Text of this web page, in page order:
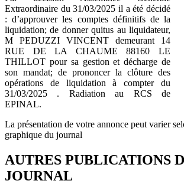
Extraordinaire du 31/03/2025 il a été décidé
: d’approuver les comptes définitifs de la
liquidation; de donner quitus au liquidateur,
M PEDUZZI VINCENT demeurant 14
RUE DE LA CHAUME 88160 LE
THILLOT pour sa gestion et décharge de
son mandat; de prononcer la clôture des
opérations de liquidation à compter du
31/03/2025 . Radiation au RCS de
EPINAL.
La présentation de votre annonce peut varier
graphique du journal
AUTRES PUBLICATIONS
JOURNAL